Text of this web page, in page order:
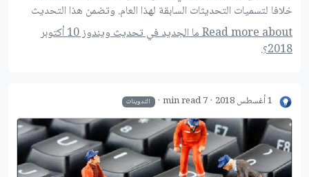
خلافا لتسميات التحديثات السابقة لهذا العام. وتضمن هذا التحديث
الرئيسي عددا من المميزات الجديدة، مثلا سجل الحافظة والذي يتم
مزامنته بين أجهزتك المختلفة، والمظهر الداكن الذي طال انتظاره
Read more about ما الجديد في تحديث ويندوز 10 أكتوبر
2018؟.
1 أغسطس 2018 7 min read التدوينات